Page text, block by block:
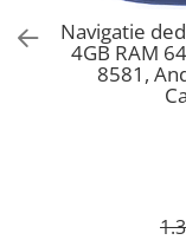
Navigatie
4GB RAM
8581,